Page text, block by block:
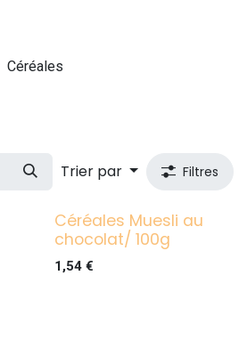
Céréales
Trier par Filtres
Céréales Muesli au
chocolat/ 100g
1,54€